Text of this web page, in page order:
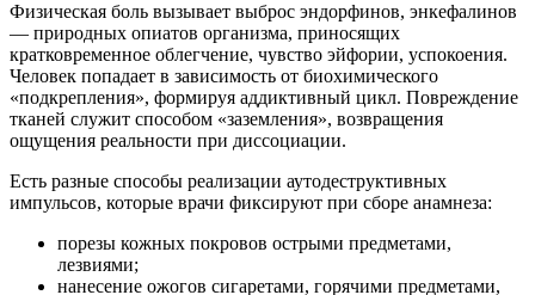
Физическая боль вызывает выброс эндорфинов, энкефалинов
— природных опиатов организма, приносящих
кратковременное облегчение, чувство эйфории, успокоения.
Человек попадает в зависимость от биохимического
«подкрепления», формируя аддиктивный цикл. Повреждение
тканей служит способом «заземления», возвращения
ощущения реальности при диссоциации.
Есть разные способы реализации аутодеструктивных
импульсов, которые врачи фиксируют при сборе анамнеза:
порезы кожных покровов острыми предметами,
лезвиями;
нанесение ожогов сигаретами, горячими предметами,